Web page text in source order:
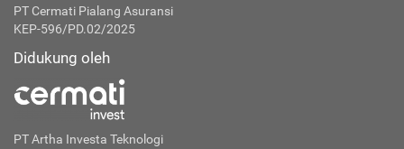
PT Cermati Pialang Asuransi
KEP-596/PD.02/2025
Didukung oleh
PT Artha Investa Teknologi